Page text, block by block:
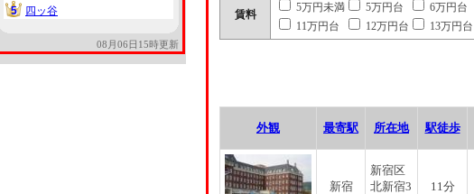
5
5 四ッ谷
08月06日15時更新
賃料
5万円未満 5万円台 6万円台
11万円台
12万円台 13万円台
外観 最寄駅 所在地 駅徒歩
新宿
新宿区
北新宿3
11分